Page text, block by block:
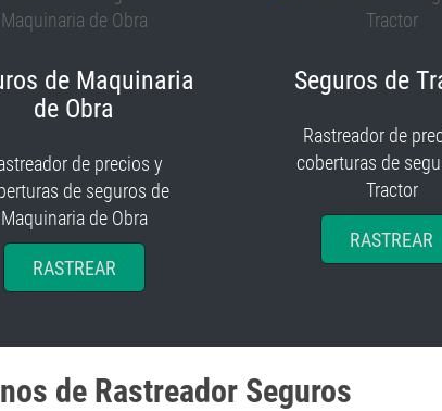
de Maquinaria
de Obra
de precios y
de seguros de
Maquinaria de Obra
RASTREAR
Seguros de
Rastreador de
coberturas de
Tractor
RASTREAR
de Rastreador Seguros